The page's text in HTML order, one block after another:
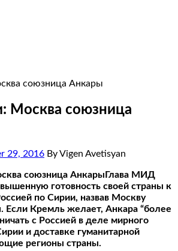
Москва союзница
29, 2016 By Vigen Avetisyan
Глава МИД
готовность своей страны к
по Сирии, назвав Москву
Если Кремль желает, Анкара “более
с Россией в деле мирного
и доставке гуманитарной
регионы страны.